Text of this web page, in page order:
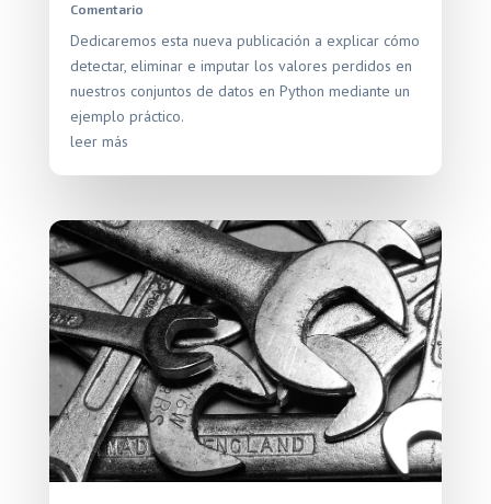
Comentario
Dedicaremos esta nueva publicación a explicar cómo
detectar, eliminar e imputar los valores perdidos en
nuestros conjuntos de datos en Python mediante un
ejemplo práctico.
leer más